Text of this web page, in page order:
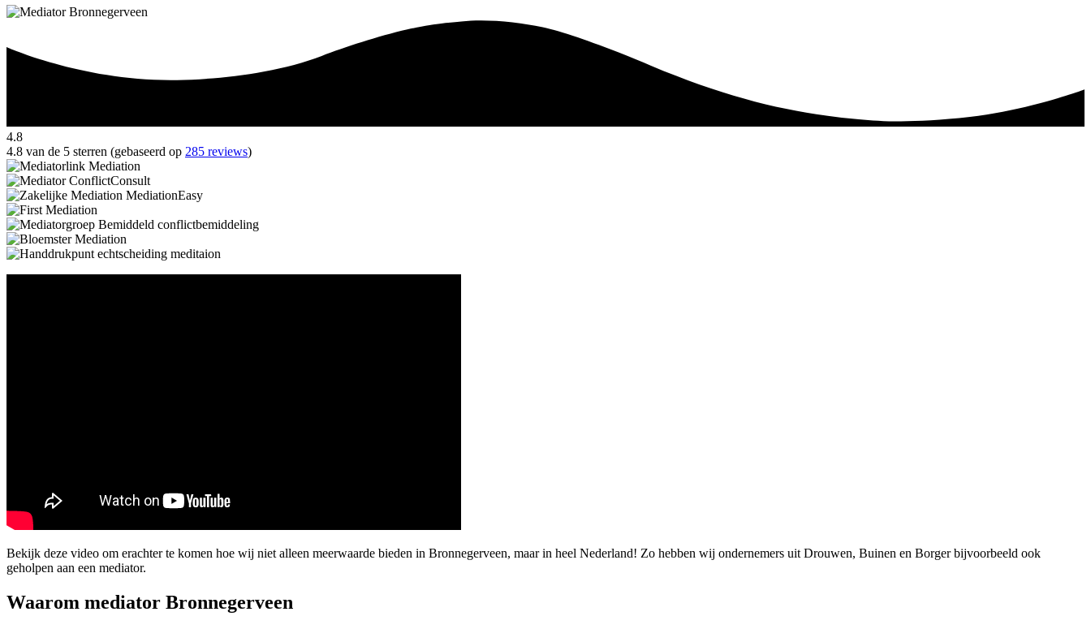
4.8
4.8 van de 5 sterren (gebaseerd op 285 reviews)
Bekijk deze video om erachter te komen hoe wij niet alleen meerwaarde bieden in Bronnegerveen, maar in heel Nederland! Zo hebben wij ondernemers uit Drouwen, Buinen en Borger bijvoorbeeld ook
geholpen aan een mediator.
Waarom mediator Bronnegerveen